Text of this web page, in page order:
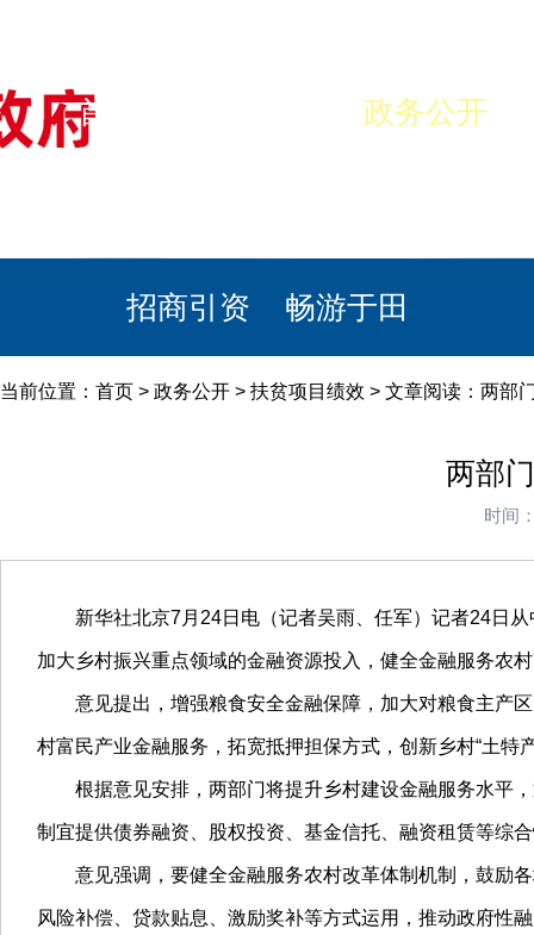
首页 政务公开
招商引资 畅游于田
当前位置： 首页 > 政务公开 > 扶贫项目绩效 > 文章阅读：两部
两部
时间
新华社北京7月24日电（记者吴雨、任军）记者24日从
加大乡村振兴重点领域的金融资源投入，健全金融服务农
意见提出，增强粮食安全金融保障，加大对粮食主产区
村富民产业金融服务，拓宽抵押担保方式，创新乡村“土特
根据意见安排，两部门将提升乡村建设金融服务水平，
制宜提供债券融资、股权投资、基金信托、融资租赁等综
意见强调，要健全金融服务农村改革体制机制，鼓励各
风险补偿、贷款贴息、激励奖补等方式运用，推动政府性